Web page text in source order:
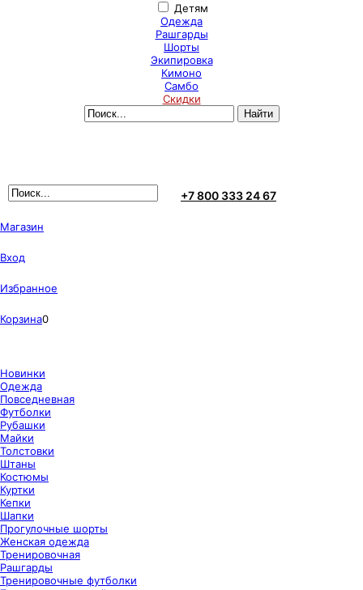
Детям
Одежда
Рашгарды
Шорты
Экипировка
Кимоно
Самбо
Скидки
+7 800 333 24 67
Магазин
Вход
Избранное
Корзина0
Новинки
Одежда
Повседневная
Футболки
Рубашки
Майки
Толстовки
Штаны
Костюмы
Куртки
Кепки
Шапки
Прогулочные шорты
Женская одежда
Тренировочная
Рашгарды
Тренировочные футболки